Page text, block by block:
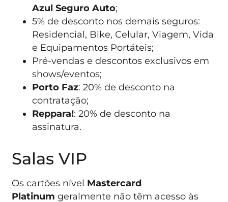
Azul Seguro Auto;
5% de desconto nos demais seguros:
Residencial, Bike, Celular, Viagem, Vida
e Equipamentos Portáteis;
Pré-vendas e descontos exclusivos em
shows/eventos;
Porto Faz: 20% de desconto na
contratação;
Reppara!: 20% de desconto na
assinatura.
Salas VIP
Os cartões nível Mastercard
Platinum geralmente não têm acesso às